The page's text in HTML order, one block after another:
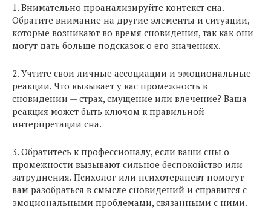
1. Внимательно проанализируйте контекст сна.
Обратите внимание на другие элементы и ситуации,
которые возникают во время сновидения, так как они
могут дать больше подсказок о его значениях.
2. Учтите свои личные ассоциации и эмоциональные
реакции. Что вызывает у вас промежность в
сновидении — страх, смущение или влечение? Ваша
реакция может быть ключом к правильной
интерпретации сна.
3. Обратитесь к профессионалу, если ваши сны о
промежности вызывают сильное беспокойство или
затруднения. Психолог или психотерапевт помогут
вам разобраться в смысле сновидений и справится с
эмоциональными проблемами, связанными с ними.